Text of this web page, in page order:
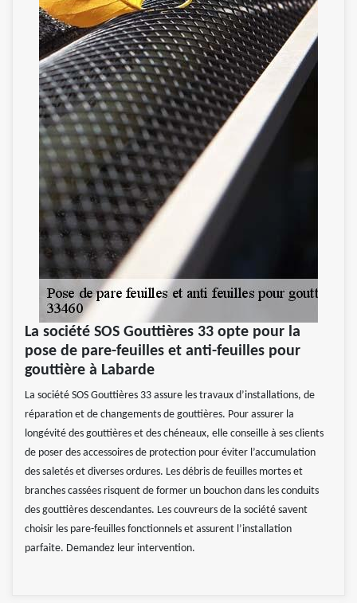
La société SOS Gouttières 33 opte pour la
pose de pare-feuilles et anti-feuilles pour
gouttière à Labarde
La société SOS Gouttières 33 assure les travaux d’installations, de
réparation et de changements de gouttières. Pour assurer la
longévité des gouttières et des chéneaux, elle conseille à ses clients
de poser des accessoires de protection pour éviter l’accumulation
des saletés et diverses ordures. Les débris de feuilles mortes et
branches cassées risquent de former un bouchon dans les conduits
des gouttières descendantes. Les couvreurs de la société savent
choisir les pare-feuilles fonctionnels et assurent l’installation
parfaite. Demandez leur intervention.